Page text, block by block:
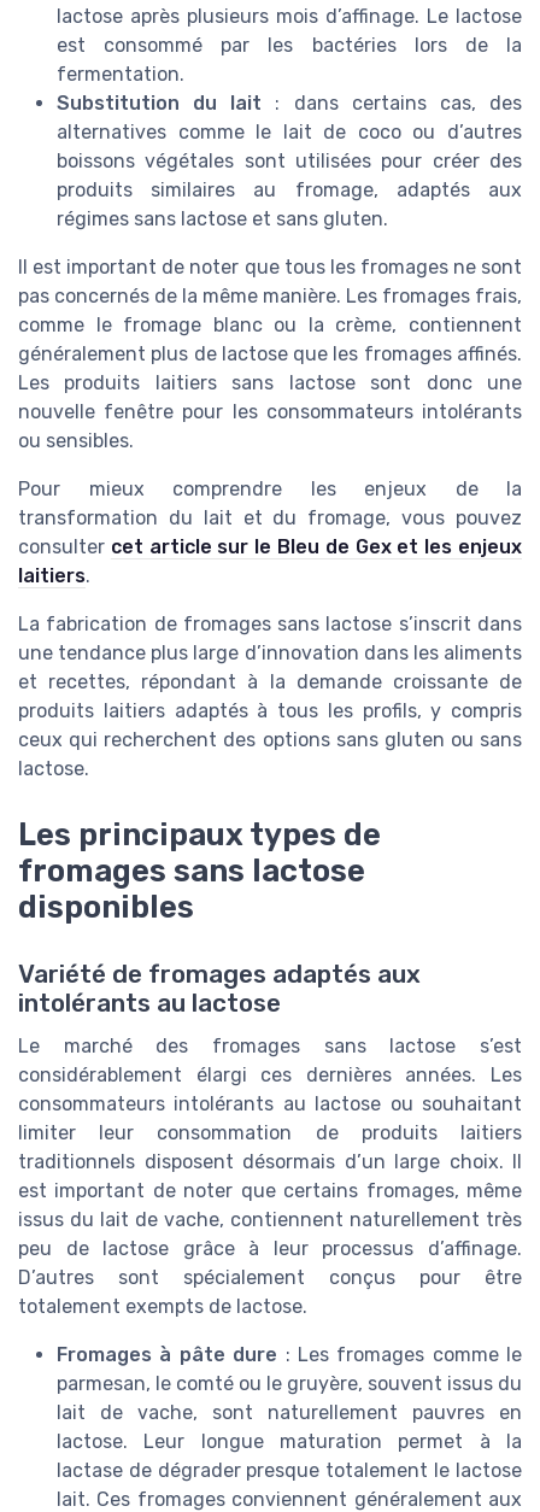
lactose après plusieurs mois d’affinage. Le lactose
est consommé par les bactéries lors de la
fermentation.
Substitution du lait : dans certains cas, des
alternatives comme le lait de coco ou d’autres
boissons végétales sont utilisées pour créer des
produits similaires au fromage, adaptés aux
régimes sans lactose et sans gluten.
Il est important de noter que tous les fromages ne sont
pas concernés de la même manière. Les fromages frais,
comme le fromage blanc ou la crème, contiennent
généralement plus de lactose que les fromages affinés.
Les produits laitiers sans lactose sont donc une
nouvelle fenêtre pour les consommateurs intolérants
ou sensibles.
Pour mieux comprendre les enjeux de la
transformation du lait et du fromage, vous pouvez
consulter cet article sur le Bleu de Gex et les enjeux
laitiers.
La fabrication de fromages sans lactose s’inscrit dans
une tendance plus large d’innovation dans les aliments
et recettes, répondant à la demande croissante de
produits laitiers adaptés à tous les profils, y compris
ceux qui recherchent des options sans gluten ou sans
lactose.
Les principaux types de
fromages sans lactose
disponibles
Variété de fromages adaptés aux
intolérants au lactose
Le marché des fromages sans lactose s’est
considérablement élargi ces dernières années. Les
consommateurs intolérants au lactose ou souhaitant
limiter leur consommation de produits laitiers
traditionnels disposent désormais d’un large choix. Il
est important de noter que certains fromages, même
issus du lait de vache, contiennent naturellement très
peu de lactose grâce à leur processus d’affinage.
D’autres sont spécialement conçus pour être
totalement exempts de lactose.
Fromages à pâte dure : Les fromages comme le
parmesan, le comté ou le gruyère, souvent issus du
lait de vache, sont naturellement pauvres en
lactose. Leur longue maturation permet à la
lactase de dégrader presque totalement le lactose
lait. Ces fromages conviennent généralement aux